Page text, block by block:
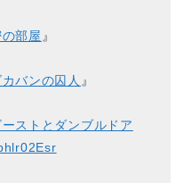
部屋 』
バンの囚人 』
ストとダンブルドア